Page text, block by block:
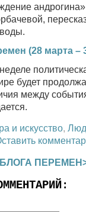
(28 марта –
будет
между
и искусство,